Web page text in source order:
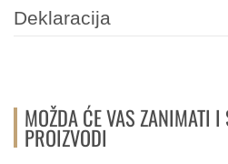
Deklaracija
MOŽDA ĆE VAS ZANIMATI I
PROIZVODI